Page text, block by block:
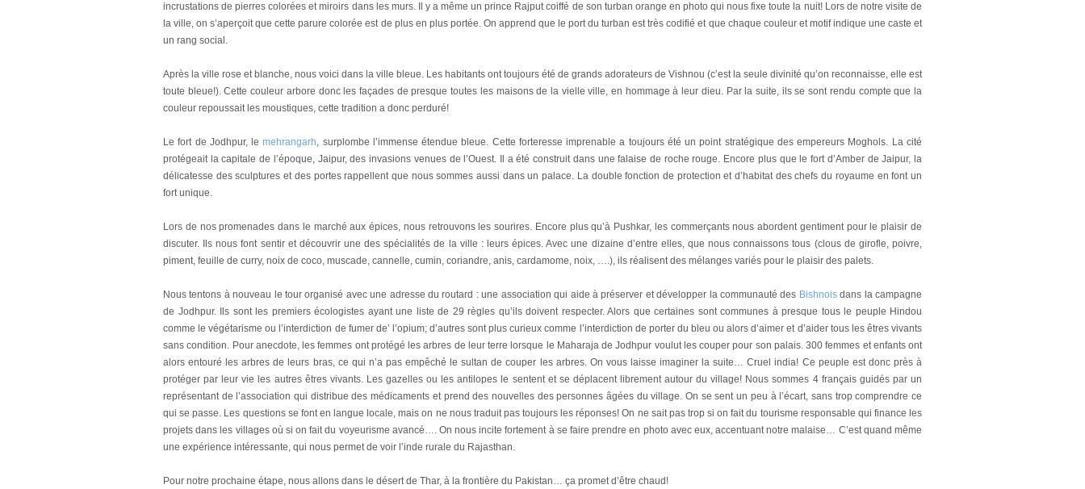
incrustations de pierres colorées et miroirs dans les murs. Il y a même un prince Rajput coiffé de son turban orange en photo qui nous fixe toute la nuit! Lors de notre visite de
la ville, on s’aperçoit que cette parure colorée est de plus en plus portée. On apprend que le port du turban est très codifié et que chaque couleur et motif indique une caste et
un rang social.
Après la ville rose et blanche, nous voici dans la ville bleue. Les habitants ont toujours été de grands adorateurs de Vishnou (c’est la seule divinité qu’on reconnaisse, elle est
toute bleue!). Cette couleur arbore donc les façades de presque toutes les maisons de la vielle ville, en hommage à leur dieu. Par la suite, ils se sont rendu compte que la
couleur repoussait les moustiques, cette tradition a donc perduré!
Le fort de Jodhpur, lemehrangarh, surplombe l’immense étendue bleue. Cette forteresse imprenable a toujours été un point stratégique des empereurs Moghols. La cité
protégeait la capitale de l’époque, Jaipur, des invasions venues de l’Ouest. Il a été construit dans une falaise de roche rouge. Encore plus que le fort d’Amber de Jaipur, la
délicatesse des sculptures et des portes rappellent que nous sommes aussi dans un palace. La double fonction de protection et d’habitat des chefs du royaume en font un
fort unique.
Lors de nos promenades dans le marché aux épices, nous retrouvons les sourires. Encore plus qu’à Pushkar, les commerçants nous abordent gentiment pour le plaisir de
discuter. Ils nous font sentir et découvrir une des spécialités de la ville : leurs épices. Avec une dizaine d’entre elles, que nous connaissons tous (clous de girofle, poivre,
piment, feuille de curry, noix de coco, muscade, cannelle, cumin, coriandre, anis, cardamome, noix, ….), ils réalisent des mélanges variés pour le plaisir des palets.
Nous tentons à nouveau le tour organisé avec une adresse du routard : une association qui aide à préserver et développer la communauté des Bishnoisdans la campagne
de Jodhpur. Ils sont les premiers écologistes ayant une liste de 29 règles qu’ils doivent respecter. Alors que certaines sont communes à presque tous le peuple Hindou
comme le végétarisme ou l’interdiction de fumer de’ l’opium; d’autres sont plus curieux comme l’interdiction de porter du bleu ou alors d’aimer et d’aider tous les êtres vivants
sans condition. Pour anecdote, les femmes ont protégé les arbres de leur terre lorsque le Maharaja de Jodhpur voulut les couper pour son palais. 300 femmes et enfants ont
alors entouré les arbres de leurs bras, ce qui n’a pas empêché le sultan de couper les arbres. On vous laisse imaginer la suite… Cruel india! Ce peuple est donc près à
protéger par leur vie les autres êtres vivants. Les gazelles ou les antilopes le sentent et se déplacent librement autour du village! Nous sommes 4 français guidés par un
représentant de l’association qui distribue des médicaments et prend des nouvelles des personnes âgées du village. On se sent un peu à l’écart, sans trop comprendre ce
qui se passe. Les questions se font en langue locale, mais on ne nous traduit pas toujours les réponses! On ne sait pas trop si on fait du tourisme responsable qui finance les
projets dans les villages où si on fait du voyeurisme avancé…. On nous incite fortement à se faire prendre en photo avec eux, accentuant notre malaise… C’est quand même
une expérience intéressante, qui nous permet de voir l’inde rurale du Rajasthan.
Pour notre prochaine étape, nous allons dans le désert de Thar, à la frontière du Pakistan… ça promet d’être chaud!